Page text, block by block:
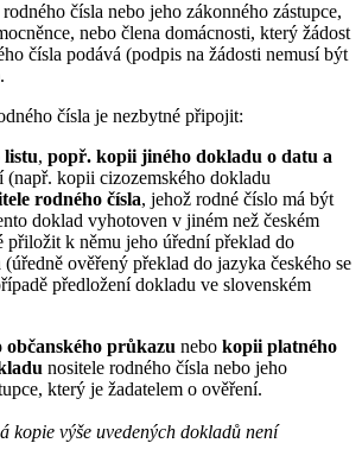
čísla nebo jeho zákonného zástupce,
nebo člena domácnosti, který žádost
čísla podává (podpis na žádosti nemusí být
čísla je nezbytné připojit:
listu, popř. kopii jiného dokladu o datu a
í (např. kopii cizozemského dokladu
rodného čísla, jehož rodné číslo má být
doklad vyhotoven v jiném než českém
přiložit k němu jeho úřední překlad do
(úředně ověřený překlad do jazyka českého se
předložení dokladu ve slovenském
průkazu nebo kopii platného
nositele rodného čísla nebo jeho
který je žadatelem o ověření.
kopie výše uvedených dokladů není